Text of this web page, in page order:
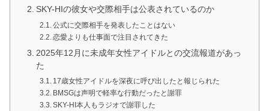
SKY-HIの彼女や交際相手は公表されているのか
公式に交際相手を発表したことはない
恋愛よりも仕事面で注目されてきた
2025年12月に未成年女性アイドルとの交流報道があっ
た
17歳女性アイドルを深夜に呼び出したと報じられた
BMSGは声明で軽率な行動だったと謝罪
SKY-HI本人もラジオで謝罪した